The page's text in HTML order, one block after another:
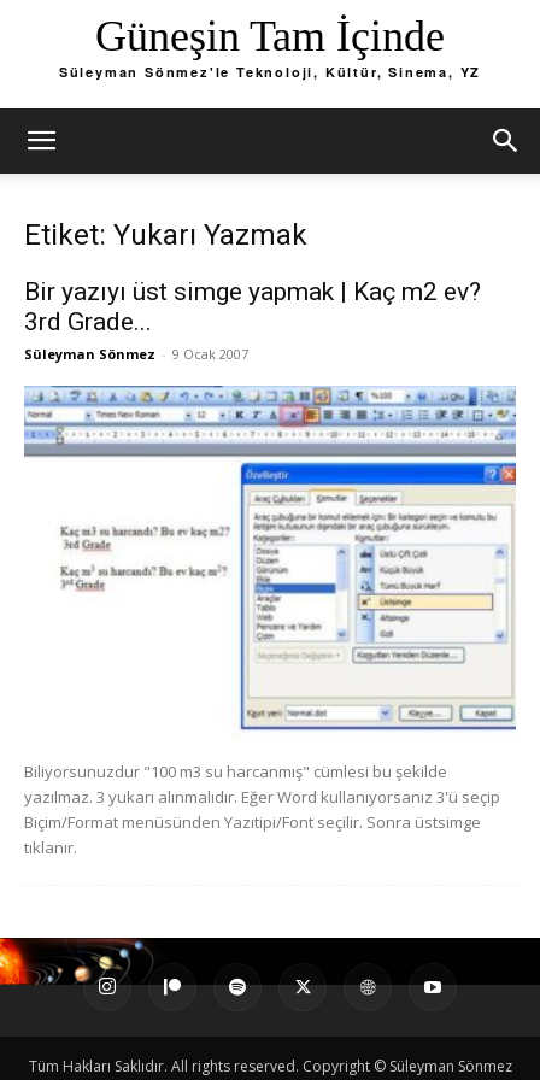
Güneşin Tam İçinde
Süleyman Sönmez'le Teknoloji, Kültür, Sinema, YZ
Etiket: Yukarı Yazmak
Bir yazıyı üst simge yapmak | Kaç m2 ev?
3rd Grade...
Süleyman Sönmez - 9 Ocak 2007
Biliyorsunuzdur "100 m3 su harcanmış" cümlesi bu şekilde
yazılmaz. 3 yukarı alınmalıdır. Eğer Word kullanıyorsanız 3'ü seçip
Biçim/Format menüsünden Yazıtipi/Font seçilir. Sonra üstsimge
tıklanır.
Tüm Hakları Saklıdır. All rights reserved. Copyright © Süleyman Sönmez